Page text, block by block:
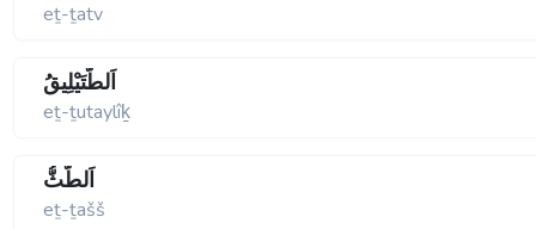
eṯ-ṯatv
اَلطُّتَيْلِيقُ
eṯ-ṯutaylîḵ
اَلطَّثُّ
eṯ-ṯašš